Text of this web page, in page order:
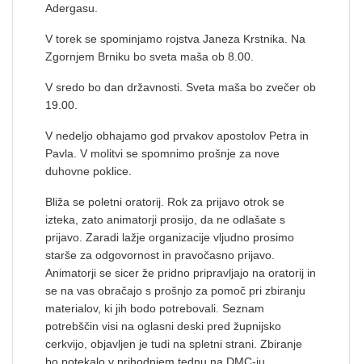
Adergasu.
V torek se spominjamo rojstva Janeza Krstnika. Na
Zgornjem Brniku bo sveta maša ob 8.00.
V sredo bo dan državnosti. Sveta maša bo zvečer ob
19.00.
V nedeljo obhajamo god prvakov apostolov Petra in
Pavla. V molitvi se spomnimo prošnje za nove
duhovne poklice.
Bliža se poletni oratorij. Rok za prijavo otrok se
izteka, zato animatorji prosijo, da ne odlašate s
prijavo. Zaradi lažje organizacije vljudno prosimo
starše za odgovornost in pravočasno prijavo.
Animatorji se sicer že pridno pripravljajo na oratorij in
se na vas obračajo s prošnjo za pomoč pri zbiranju
materialov, ki jih bodo potrebovali. Seznam
potrebščin visi na oglasni deski pred župnijsko
cerkvijo, objavljen je tudi na spletni strani. Zbiranje
bo potekalo v prihodnjem tednu na DMC-ju.